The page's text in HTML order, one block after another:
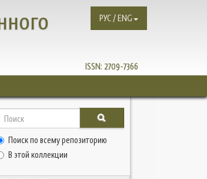
ISSN: 2709-7366
РУС / ENG
Поиск по всему репозиторию
В этой коллекции